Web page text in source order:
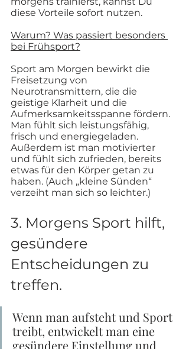
diese Vorteile sofort nutzen.
Warum? Was passiert besonders
bei Frühsport?
Sport am Morgen bewirkt die
Freisetzung von
Neurotransmittern, die die
geistige Klarheit und die
Aufmerksamkeitsspanne fördern.
Man fühlt sich leistungsfähig,
frisch und energiegeladen.
Außerdem ist man motivierter
und fühlt sich zufrieden, bereits
etwas für den Körper getan zu
haben. (Auch „kleine Sünden“
verzeiht man sich so leichter.)
3. Morgens Sport hilft,
gesündere
Entscheidungen zu
treffen.
Wenn man aufsteht und Sport
treibt, entwickelt man eine
gesündere Einstellung und